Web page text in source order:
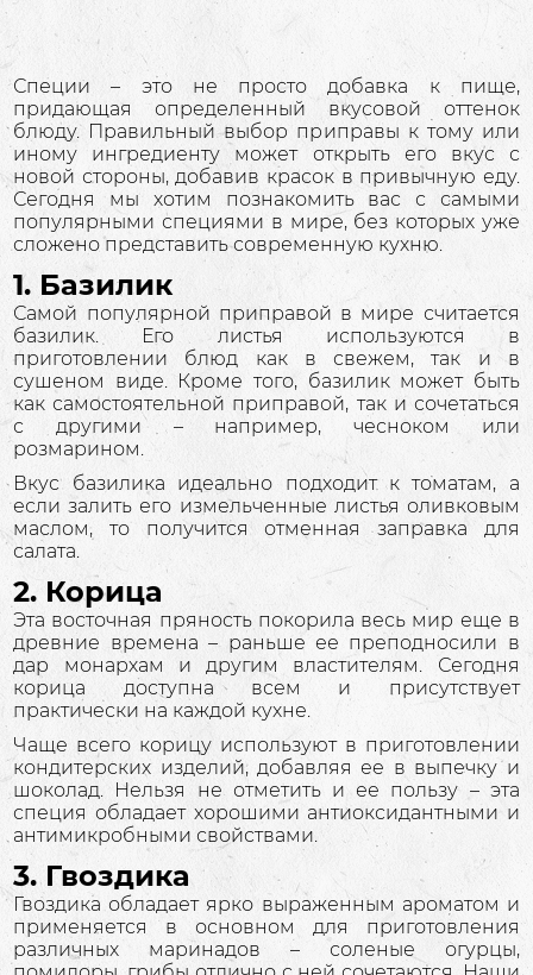
Специи – это не просто добавка к пище,
придающая определенный вкусовой оттенок
блюду. Правильный выбор приправы к тому или
иному ингредиенту может открыть его вкус с
новой стороны, добавив красок в привычную еду.
Сегодня мы хотим познакомить вас с самыми
популярными специями в мире, без которых уже
сложено представить современную кухню.
1. Базилик
Самой популярной приправой в мире считается
базилик. Его листья используются в
приготовлении блюд как в свежем, так и в
сушеном виде. Кроме того, базилик может быть
как самостоятельной приправой, так и сочетаться
с другими – например, чесноком или
розмарином.
Вкус базилика идеально подходит к томатам, а
если залить его измельченные листья оливковым
маслом, то получится отменная заправка для
салата.
2. Корица
Эта восточная пряность покорила весь мир еще в
древние времена – раньше ее преподносили в
дар монархам и другим властителям. Сегодня
корица доступна всем и присутствует
практически на каждой кухне.
Чаще всего корицу используют в приготовлении
кондитерских изделий, добавляя ее в выпечку и
шоколад. Нельзя не отметить и ее пользу – эта
специя обладает хорошими антиоксидантными и
антимикробными свойствами.
3. Гвоздика
Гвоздика обладает ярко выраженным ароматом и
применяется в основном для приготовления
различных маринадов – соленые огурцы,